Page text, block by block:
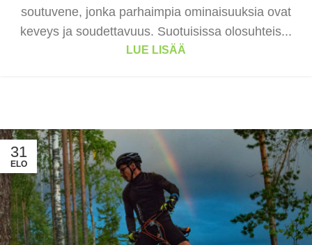
soutuvene, jonka parhaimpia ominaisuuksia ovat
keveys ja soudettavuus. Suotuisissa olosuhteis...
LUE LISÄÄ
31
ELO